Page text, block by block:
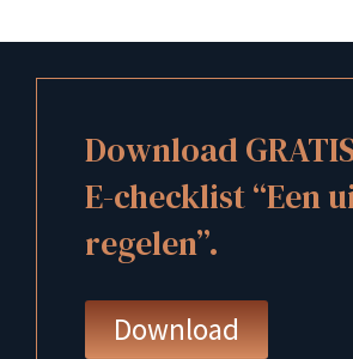
Download
E-checklist “Een
regelen”.
Download